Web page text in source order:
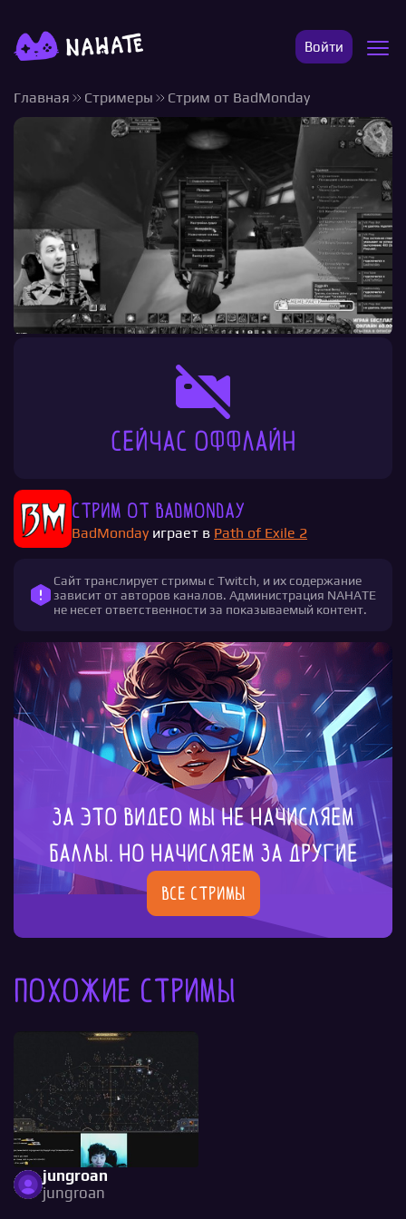
Войти
Главная Стримеры Стрим от BadMonday
Стрим от BadMonday
BadMonday играет в Path of Exile 2
Сайт транслирует стримы с Twitch, и их содержание
зависит от авторов каналов. Администрация NAHATE
не несет ответственности за показываемый контент.
Сейчас оффлайн
За это видео мы не начисляем
баллы. Но начисляем за другие
Все стримы
Похожие стримы
jungroan
jungroan